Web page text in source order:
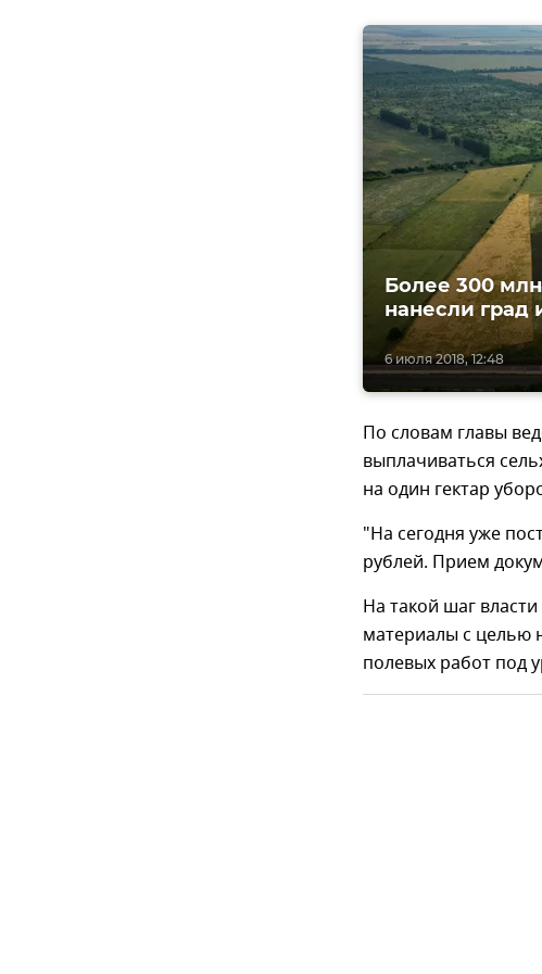
6 июля 2018, 12:48
Более 300
нанесли град
По словам главы
выплачиваться
на один гектар
"На сегодня уже
рублей. Прием
На такой шаг
материалы с целью
полевых работ под